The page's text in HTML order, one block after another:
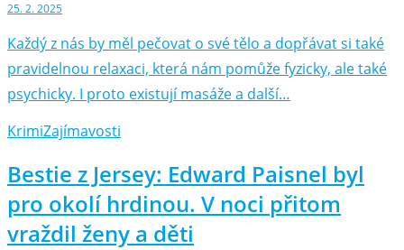
25. 2. 2025
Každý z nás by měl pečovat o své tělo a dopřávat si také
pravidelnou relaxaci, která nám pomůže fyzicky, ale také
psychicky. I proto existují masáže a další…
KrimiZajímavosti
Bestie z Jersey: Edward Paisnel byl
pro okolí hrdinou. V noci přitom
vraždil ženy a děti